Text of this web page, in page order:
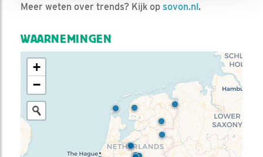
Meer weten over trends? Kijk op sovon.nl.
WAARNEMINGEN
+
−